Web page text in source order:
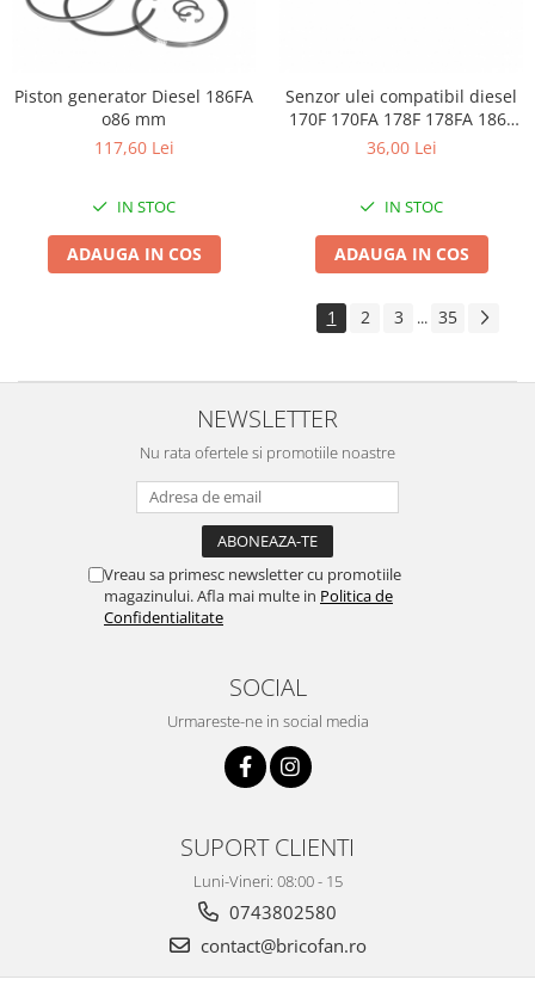
Piston generator Diesel 186FA
o86 mm
117,60 Lei
IN STOC
ADAUGA IN COS
Senzor ulei compatibil diesel
170F 170FA 178F 178FA 186F
186FAE
36,00 Lei
IN STOC
ADAUGA IN COS
1 2 3 ... 35
NEWSLETTER
Nu rata ofertele si promotiile noastre
Vreau sa primesc newsletter cu promotiile
magazinului. Afla mai multe in Politica de
Confidentialitate
SOCIAL
Urmareste-ne in social media
SUPORT CLIENTI
Luni-Vineri: 08:00 - 15
0743802580
contact@bricofan.ro